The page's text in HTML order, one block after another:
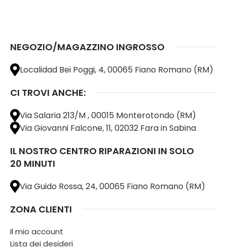
NEGOZIO/MAGAZZINO INGROSSO
Localidad Bei Poggi, 4, 00065 Fiano Romano (RM)
CI TROVI ANCHE:
Via Salaria 213/M , 00015 Monterotondo (RM)
Via Giovanni Falcone, 11, 02032 Fara in Sabina
IL NOSTRO CENTRO RIPARAZIONI IN SOLO
20 MINUTI
Via Guido Rossa, 24, 00065 Fiano Romano (RM)
ZONA CLIENTI
Il mio account
Lista dei desideri